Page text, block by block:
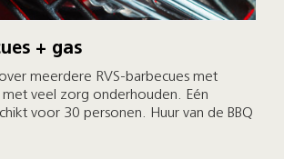
+ gas
meerdere RVS-barbecues met
met veel zorg onderhouden. Eén
voor 30 personen. Huur van de BBQ